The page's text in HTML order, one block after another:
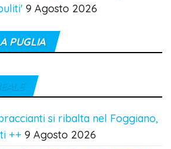
9 Agosto 2026
PUGLIA
si ribalta nel Foggiano,
++ 9 Agosto 2026